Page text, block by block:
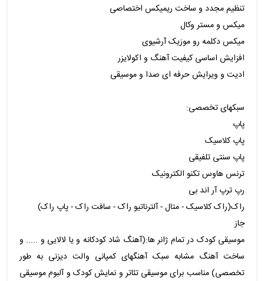
تنظیم مجدد و ساخت ریمیکس اختصاصی
میکس و مستر وکال
میکس دکلمه رو موزیک آرشیوی
افزایش اساسی کیفیت آهنگ و اکولایزر
ادیت و ویرایش حرفه ای صدا و موسیقی
سبکهای تخصصی:
پاپ
پاپ کلاسیک
پاپ سنتی تلفیقی
ترنس هاوس تکنو الکترونیک
رپ ترپ آر اند بی
راک(راک کلاسیک - متال - آلترناتیو راک - سافت راک - پاپ راک)
جاز
موسیقی کودک در تمام ژانر ها:(آهنگ شاد کودکانه و یا لالایی و ..... و
ساخت آهنگ مشابه سبک آهنگهای کمپانی والت دیزنی به طور
تخصصی) مناسب برای موسیقی تئاتر و نمایش کودک و آلبوم موسیقی